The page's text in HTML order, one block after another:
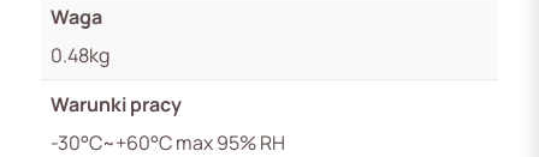
Waga
0.48kg
Warunki pracy
-30°C~+60°C max 95% RH